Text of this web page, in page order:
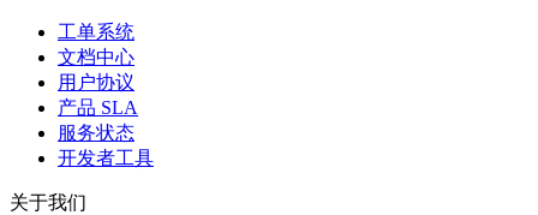
工单系统
文档中心
用户协议
产品 SLA
服务状态
开发者工具
关于我们